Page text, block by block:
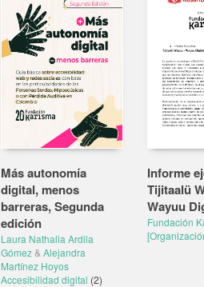
Más autonomía
digital, menos
barreras, Segunda
edición
Laura Nathalia Ardila
Gómez& Alejandra
Martínez Hoyos
Accesibilidad digital (2)
Informe
Tijitaalü
Wayuu
Fundación